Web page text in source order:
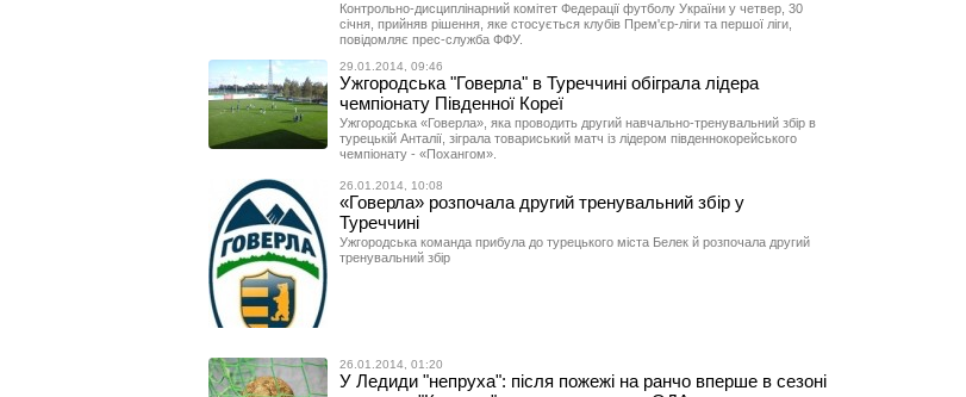
Контрольно-дисциплінарний комітет Федерації футболу України у четвер, 30
січня, прийняв рішення, яке стосується клубів Прем'єр-ліги та першої ліги,
повідомляє прес-служба ФФУ.
29.01.2014, 09:46
Ужгородська "Говерла" в Туреччині обіграла лідера
чемпіонату Південної Кореї
Ужгородська «Говерла», яка проводить другий навчально-тренувальний збір в
турецькій Анталії, зіграла товариський матч із лідером південнокорейського
чемпіонату - «Похангом».
26.01.2014, 10:08
«Говерла» розпочала другий тренувальний збір у
Туреччині
Ужгородська команда прибула до турецького міста Белек й розпочала другий
тренувальний збір
26.01.2014, 01:20
У Ледиди "непруха": після пожежі на ранчо вперше в сезоні